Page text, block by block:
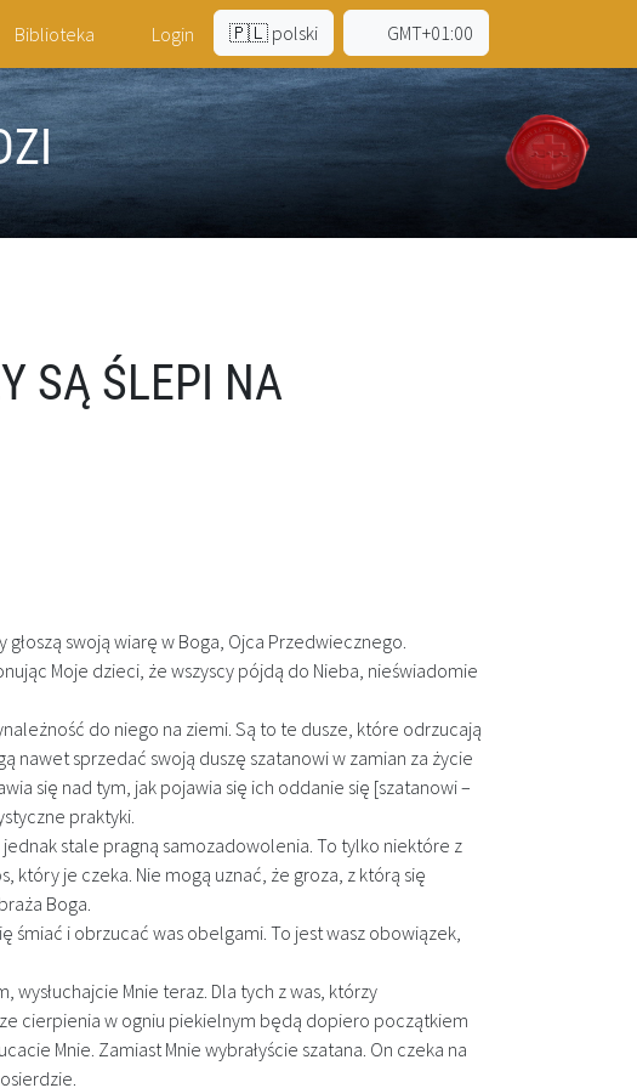
Biblioteka Login 🇵🇱 polski GMT+01:00
SĄ ŚLEPI NA
swoją wiarę w Boga, Ojca Przedwiecznego.
Moje dzieci, że wszyscy pójdą do Nieba, nieświadomie
do niego na ziemi. Są to te dusze, które odrzucają
nawet sprzedać swoją duszę szatanowi w zamian za życie
się nad tym, jak pojawia się ich oddanie się [szatanowi –
praktyki.
stale pragną samozadowolenia. To tylko niektóre z
który je czeka. Nie mogą uznać, że groza, z którą się
Boga.
śmiać i obrzucać was obelgami. To jest wasz obowiązek,
Mnie teraz. Dla tych z was, którzy
cierpienia w ogniu piekielnym będą dopiero początkiem
Mnie. Zamiast Mnie wybrałyście szatana. On czeka na